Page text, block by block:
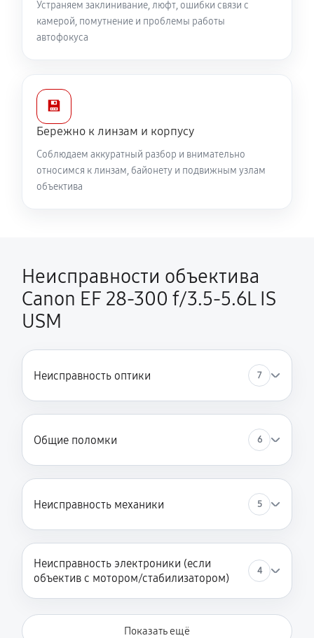
Устраняем заклинивание, люфт, ошибки связи с
камерой, помутнение и проблемы работы
автофокуса
💾
Бережно к линзам и корпусу
Соблюдаем аккуратный разбор и внимательно
относимся к линзам, байонету и подвижным узлам
объектива
Неисправности объектива
Canon EF 28-300 f/3.5-5.6L IS
USM
Неисправность оптики 7
Общие поломки 6
Неисправность механики 5
Неисправность электроники (если
объектив с мотором/стабилизатором)
4
Показать ещё